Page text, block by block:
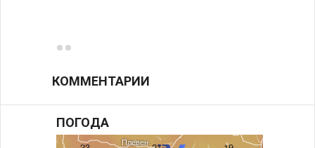
КОММЕНТАРИИ
ПОГОДА